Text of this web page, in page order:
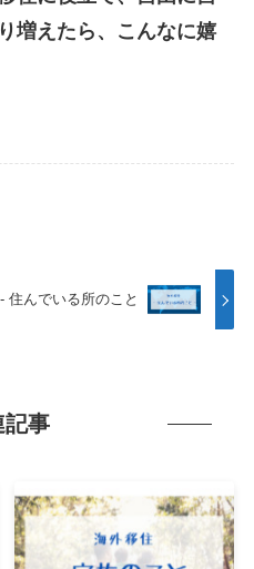
増えたら、こんなに嬉
住んでいる所のこと
記事